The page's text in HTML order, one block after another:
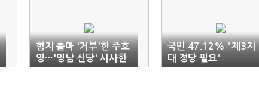
험지 출마 '거부'한 주호
영…'영남 신당' 시사한
이준석
국민 47.12% "제3지
대 정당 필요"